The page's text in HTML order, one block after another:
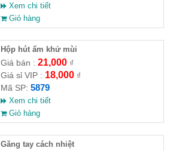
Xem chi tiết
Giỏ hàng
Hộp hút ẩm khử mùi
Giá bán : 21,000₫
Giá sỉ VIP : 18,000₫
Mã SP: 5879
Xem chi tiết
Giỏ hàng
Găng tay cách nhiệt